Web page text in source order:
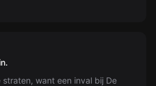
want een inval bij De